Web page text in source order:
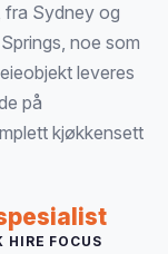
fra Sydney og
noe som
leveres
på
kjøkkensett
HIRE FOCUS